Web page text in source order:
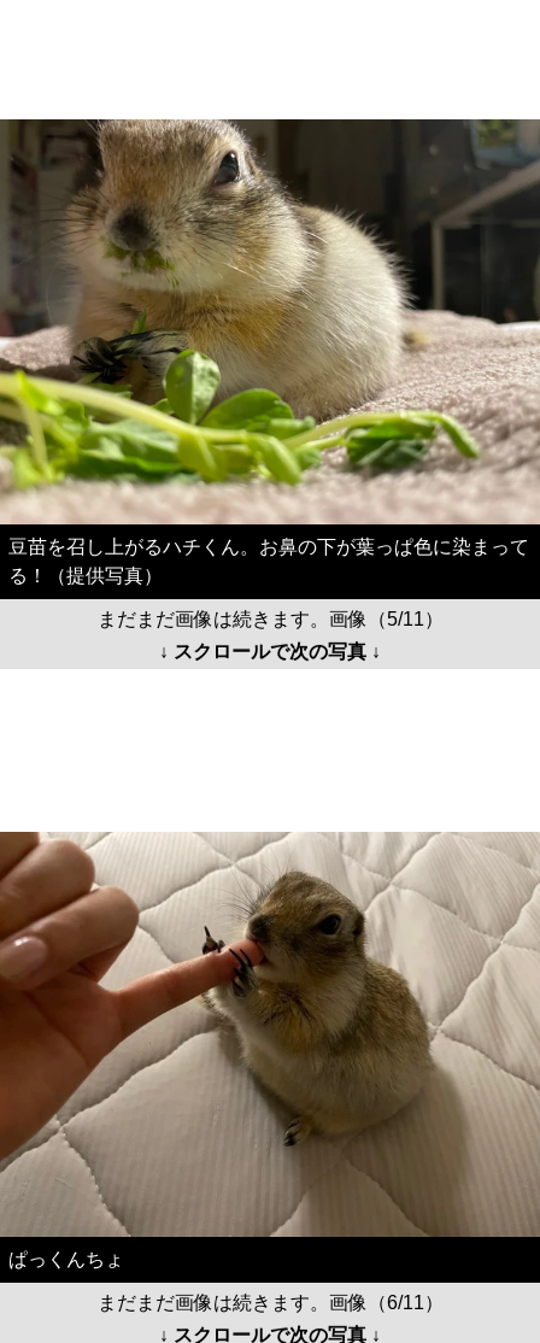
豆苗を召し上がるハチくん。お鼻の下が葉っぱ色に染まって
る！（提供写真）
まだまだ画像は続きます。画像（5/11）
↓ スクロールで次の写真 ↓
ぱっくんちょ
まだまだ画像は続きます。画像（6/11）
↓ スクロールで次の写真 ↓